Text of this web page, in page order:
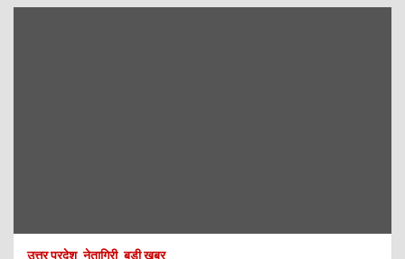
उत्तर प्रदेश नेतागिरी बड़ी खबर